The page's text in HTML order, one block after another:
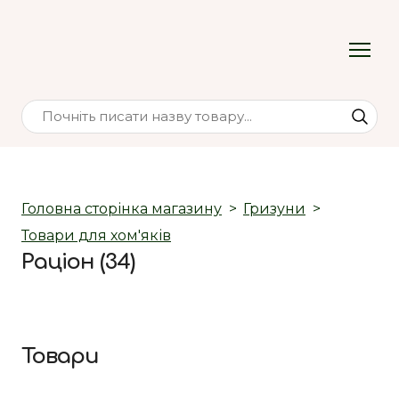
Головна сторінка магазину
Гризуни
Товари для хом'яків
Раціон (34)
Товари